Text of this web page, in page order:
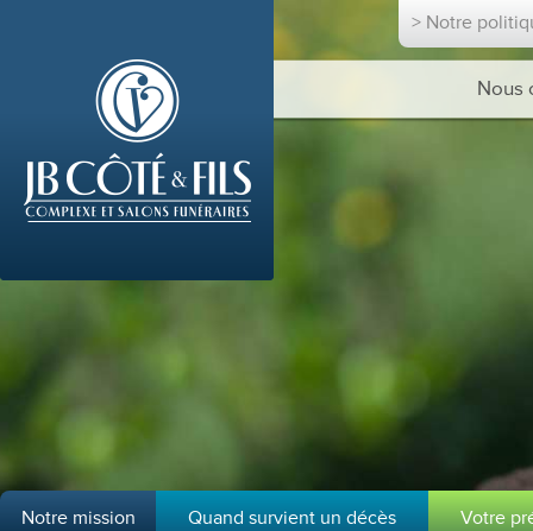
> Notre
Nous
Notre mission Quand survient un décès Votre